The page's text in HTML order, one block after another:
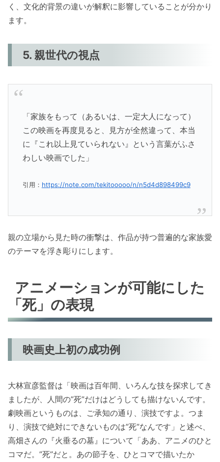
く、文化的背景の違いが解釈に影響していることが分かり
ます。
5. 親世代の視点
「家族をもって（あるいは、一定大人になって）
この映画を再度見ると、見方が全然違って、本当
に『これ以上見ていられない』という言葉がふさ
わしい映画でした」
引用： https://note.com/tekitooooo/n/n5d4d898499c9
親の立場から見た時の衝撃は、作品が持つ普遍的な家族愛
のテーマを浮き彫りにします。
アニメーションが可能にした
「死」の表現
映画史上初の成功例
大林宣彦監督は「映画は百年間、いろんな技を探求してき
ましたが、人間の”死”だけはどうしても描けないんです。
劇映画というものは、ご承知の通り、演技ですよ。つま
り、演技で絶対にできないものは”死”なんです」と述べ、
高畑さんの『火垂るの墓』について「ああ、アニメのひと
コマだ。”死”だと。あの節子を、ひとコマで描いたか